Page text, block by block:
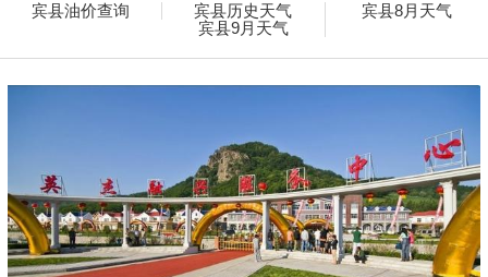
宾县油价查询 宾县历史天气
宾县8月天气
宾县9月天气